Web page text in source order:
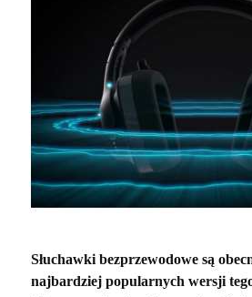
Słuchawki bezprzewodowe są
najbardziej popularnych wersji